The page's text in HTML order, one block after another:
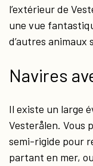
l’extérieur de
une vue
d’autres animaux
Navires
Il existe un large
Vesterålen. Vous
semi-rigide pour
partant en mer,